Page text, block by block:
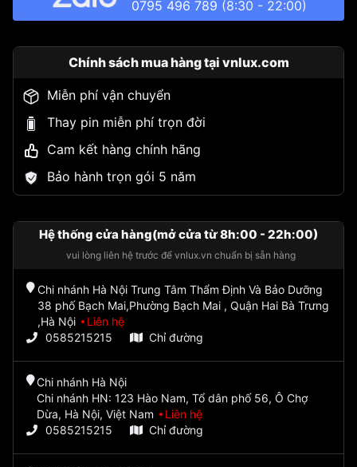
0795 496 789 (8:30 - 22:00)
Chính sách mua hàng tại vnlux.com
Miễn phí vận chuyển
Thay pin miễn phí trọn đời
Cam kết hàng chính hãng
Bảo hành trọn gói 5 năm
Hệ thống cửa hàng(mở cửa từ 8h:00 - 22h:00)
vui lòng liên hệ trước để vnlux.vn chuẩn bị sẵn hàng
Chi nhánh Hà Nội Trung Tâm Thẩm Định Và Bảo Dưỡng
38 phố Bạch Mai,Phường Bạch Mai , Quận Hai Bà Trưng
,Hà Nội
Liên hệ
0585215215
Chỉ đường
Chi nhánh Hà Nội
Chi nhánh HN: 123 Hào Nam, Tổ dân phố 56, Ô Chợ
Dừa, Hà Nội, Việt Nam
Liên hệ
0585215215
Chỉ đường